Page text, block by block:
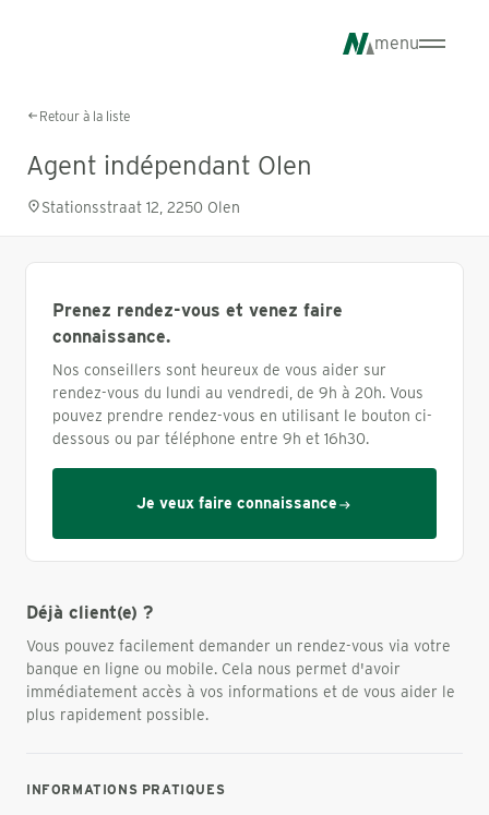
menu
Retour à la liste
Agent indépendant Olen
Stationsstraat 12, 2250 Olen
Prenez rendez-vous et venez faire
connaissance.
Nos conseillers sont heureux de vous aider sur
rendez-vous du lundi au vendredi, de 9h à 20h. Vous
pouvez prendre rendez-vous en utilisant le bouton ci-
dessous ou par téléphone entre 9h et 16h30.
Je veux faire connaissance
Déjà client(e) ?
Vous pouvez facilement demander un rendez-vous via votre
banque en ligne ou mobile. Cela nous permet d'avoir
immédiatement accès à vos informations et de vous aider le
plus rapidement possible.
INFORMATIONS PRATIQUES